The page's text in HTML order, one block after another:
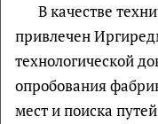
В качестве
привлечен
технологической
опробования
мест и поиска